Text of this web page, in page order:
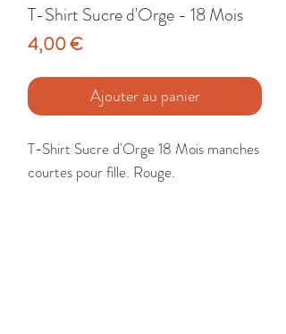
T-Shirt Sucre d'Orge - 18 Mois
4,00 €Prix
Ajouter au panier
T-Shirt Sucre d'Orge 18 Mois manches
courtes pour fille. Rouge.